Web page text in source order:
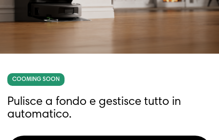
COOMING SOON
Pulisce a fondo e gestisce tutto in
automatico.